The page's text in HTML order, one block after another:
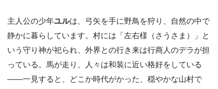
主人公の少年ユルは、弓矢を手に野鳥を狩り、自然の中で
静かに暮らしています。村には「左右様（さうさま）」と
いう守り神が祀られ、外界との行き来は行商人のデラが担
っている。馬が走り、人々は和装に近い格好をしている
――一見すると、どこか時代がかった、穏やかな山村で